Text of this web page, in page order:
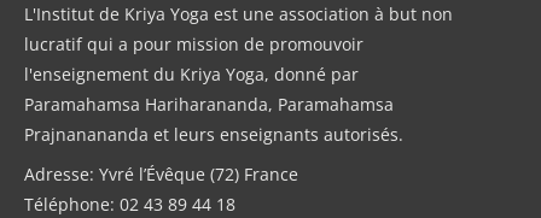
L'Institut de Kriya Yoga est une association à but non
lucratif qui a pour mission de promouvoir
l'enseignement du Kriya Yoga, donné par
Paramahamsa Hariharananda, Paramahamsa
Prajnanananda et leurs enseignants autorisés.
Adresse: Yvré l’Évêque (72) France
Téléphone: 02 43 89 44 18